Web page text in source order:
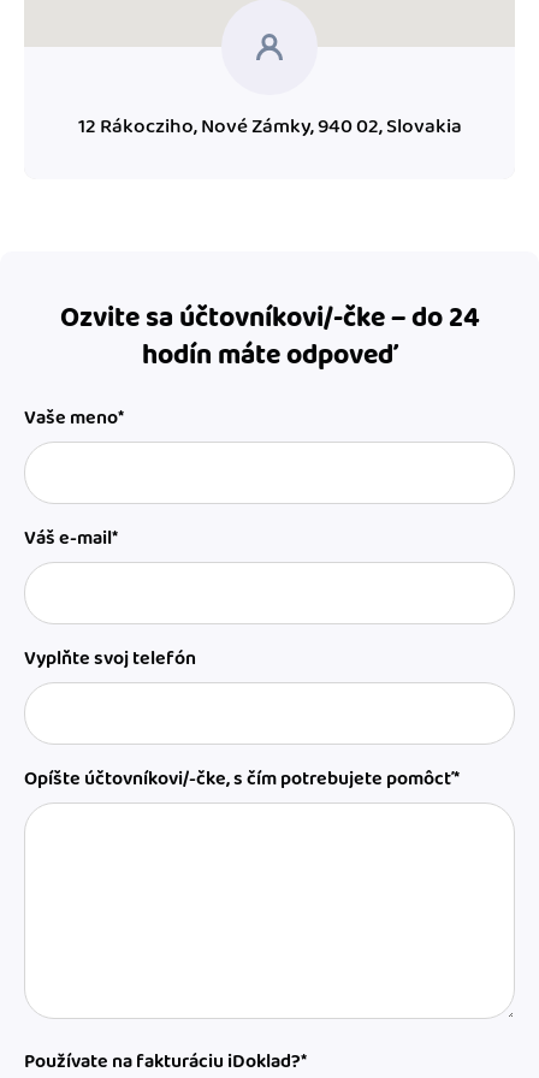
12 Rákocziho, Nové Zámky, 940 02, Slovakia
Ozvite sa účtovníkovi/-čke – do 24
hodín máte odpoveď
Vaše meno*
Váš e-mail*
Vyplňte svoj telefón
Opíšte účtovníkovi/-čke, s čím potrebujete pomôcť*
Používate na fakturáciu iDoklad?*